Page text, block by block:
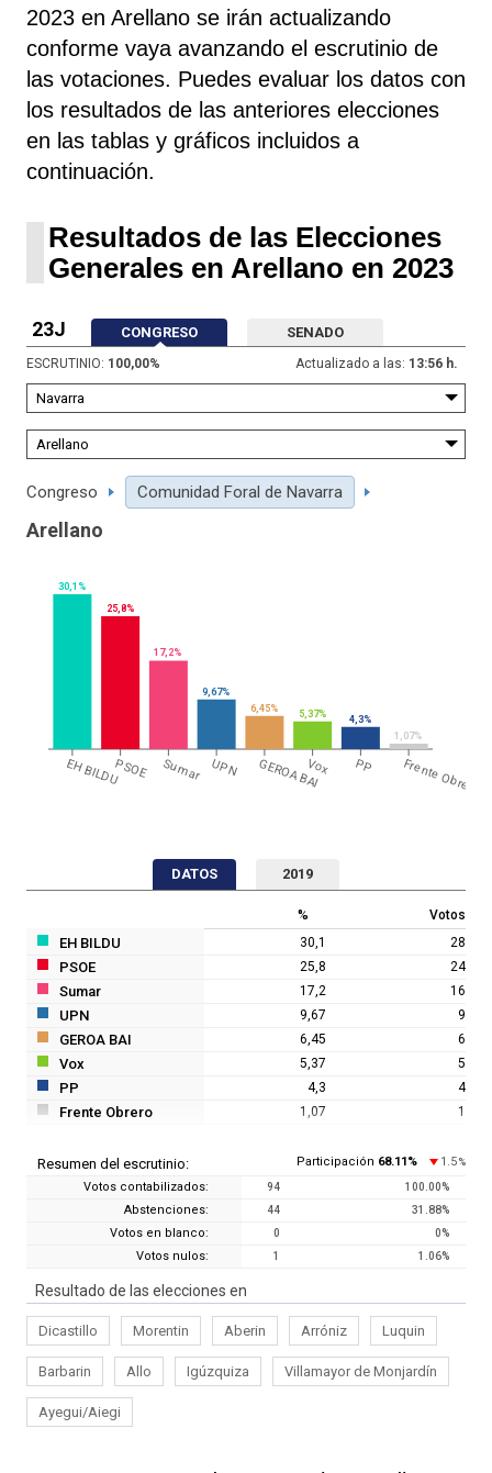
2023 en Arellano se irán actualizando
conforme vaya avanzando el escrutinio de
las votaciones. Puedes evaluar los datos con
los resultados de las anteriores elecciones
en las tablas y gráficos incluidos a
continuación.
Resultados de las Elecciones
Generales en Arellano en 2023
23J CONGRESO SENADO
ESCRUTINIO: 100,00% Actualizado a las: 13:56 h.
Congreso Comunidad Foral de Navarra
Arellano
EH BILDUPSOE Sumar UPN GEROA BAIVox PP Frente Obrero
30,1%
25,8%
17,2%
9,67%
6,45%
5,37%
4,3%
1,07%
DATOS 2019
% Votos
EH BILDU 30,1 28
PSOE 25,8 24
Sumar 17,2 16
UPN 9,67 9
GEROA BAI 6,45 6
Vox 5,37 5
PP 4,3 4
Frente Obrero 1,07 1
Resumen del escrutinio: Participación 68.11% 1.5 %
Votos contabilizados: 94 100.00%
Abstenciones: 44 31.88%
Votos en blanco: 0 0%
Votos nulos: 1 1.06%
Resultado de las elecciones en
Dicastillo Morentin Aberin Arróniz Luquin
Barbarin Allo Igúzquiza Villamayor de Monjardín
Ayegui/Aiegi